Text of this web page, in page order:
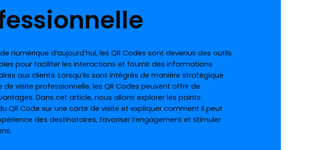
numérique d’aujourd’hui, les QR Codes sont devenus des outils
pour faciliter les interactions et fournir des informations
aux clients. Lorsqu’ils sont intégrés de manière stratégique
de visite professionnelle, les QR Codes peuvent offrir de
Dans cet article, nous allons explorer les points
QR Code sur une carte de visite et expliquer comment il peut
des destinataires, favoriser l’engagement et stimuler